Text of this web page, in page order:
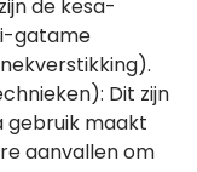
de kesa-
gatame
Dit zijn
gebruik maakt
aanvallen om